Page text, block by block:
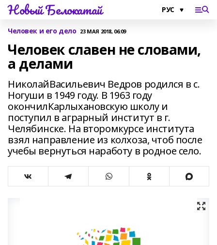
Новый Белокатай
Человек и его дело 23 МАЯ 2018, 06:09
Человек славен не словами,
а делами
НиколайВасильевич Ведров родился в с.
Ногуши в 1949 году. В 1963 году
окончилКарлыхановскую школу и
поступил в аграрный институт в г.
Челябинске. На второмкурсе института
взял направление из колхоза, чтоб после
учебы вернуться наработу в родное село.